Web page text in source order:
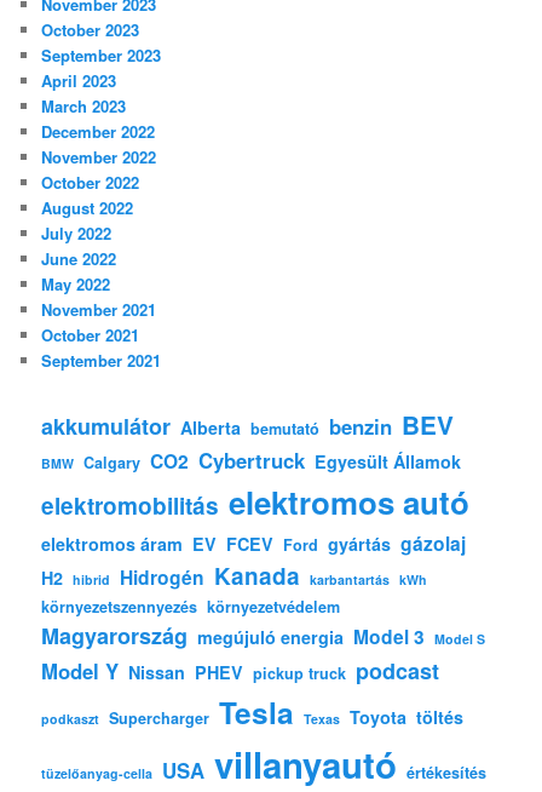
October 2023
September 2023
April 2023
March 2023
December 2022
November 2022
October 2022
August 2022
July 2022
June 2022
May 2022
November 2021
October 2021
September 2021
akkumulátor Alberta bemutató benzin BEV
BMW Calgary CO2 Cybertruck Egyesült Államok
elektromobilitás elektromos autó
elektromos áram EV FCEV Ford gyártás gázolaj
H2 hibrid Hidrogén Kanada karbantartás kWh
környezetszennyezés környezetvédelem
Magyarország megújuló energia Model 3 Model S
Model Y Nissan PHEV pickup truck podcast
podkaszt Supercharger Tesla Texas Toyota töltés
tüzelőanyag-cella USA villanyautó értékesítés